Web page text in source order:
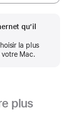
qu’il
la plus
Mac.
plus